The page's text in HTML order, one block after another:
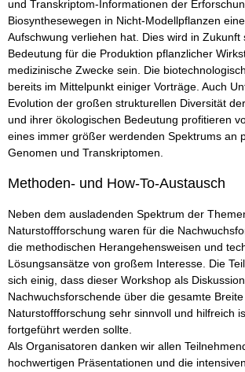
und Transkriptom-Informationen der
Biosynthesewegen in Nicht-Modellpflanzen
Aufschwung verliehen hat. Dies wird in
Bedeutung für die Produktion pflanzlicher
medizinische Zwecke sein. Die
bereits im Mittelpunkt einiger Vorträge. Auch
Evolution der großen strukturellen Diversität
und ihrer ökologischen Bedeutung profitieren
eines immer größer werdenden Spektrums an
Genomen und Transkriptomen.
Methoden- und How-To-Austausch
Neben dem ausladenden Spektrum der
Naturstoffforschung waren für die
die methodischen Herangehensweisen und
Lösungsansätze von großem Interesse. Die
sich einig, dass dieser Workshop als
Nachwuchsforschende über die gesamte
Naturstoffforschung sehr sinnvoll und hilfreich
fortgeführt werden sollte.
Als Organisatoren danken wir allen
hochwertigen Präsentationen und die